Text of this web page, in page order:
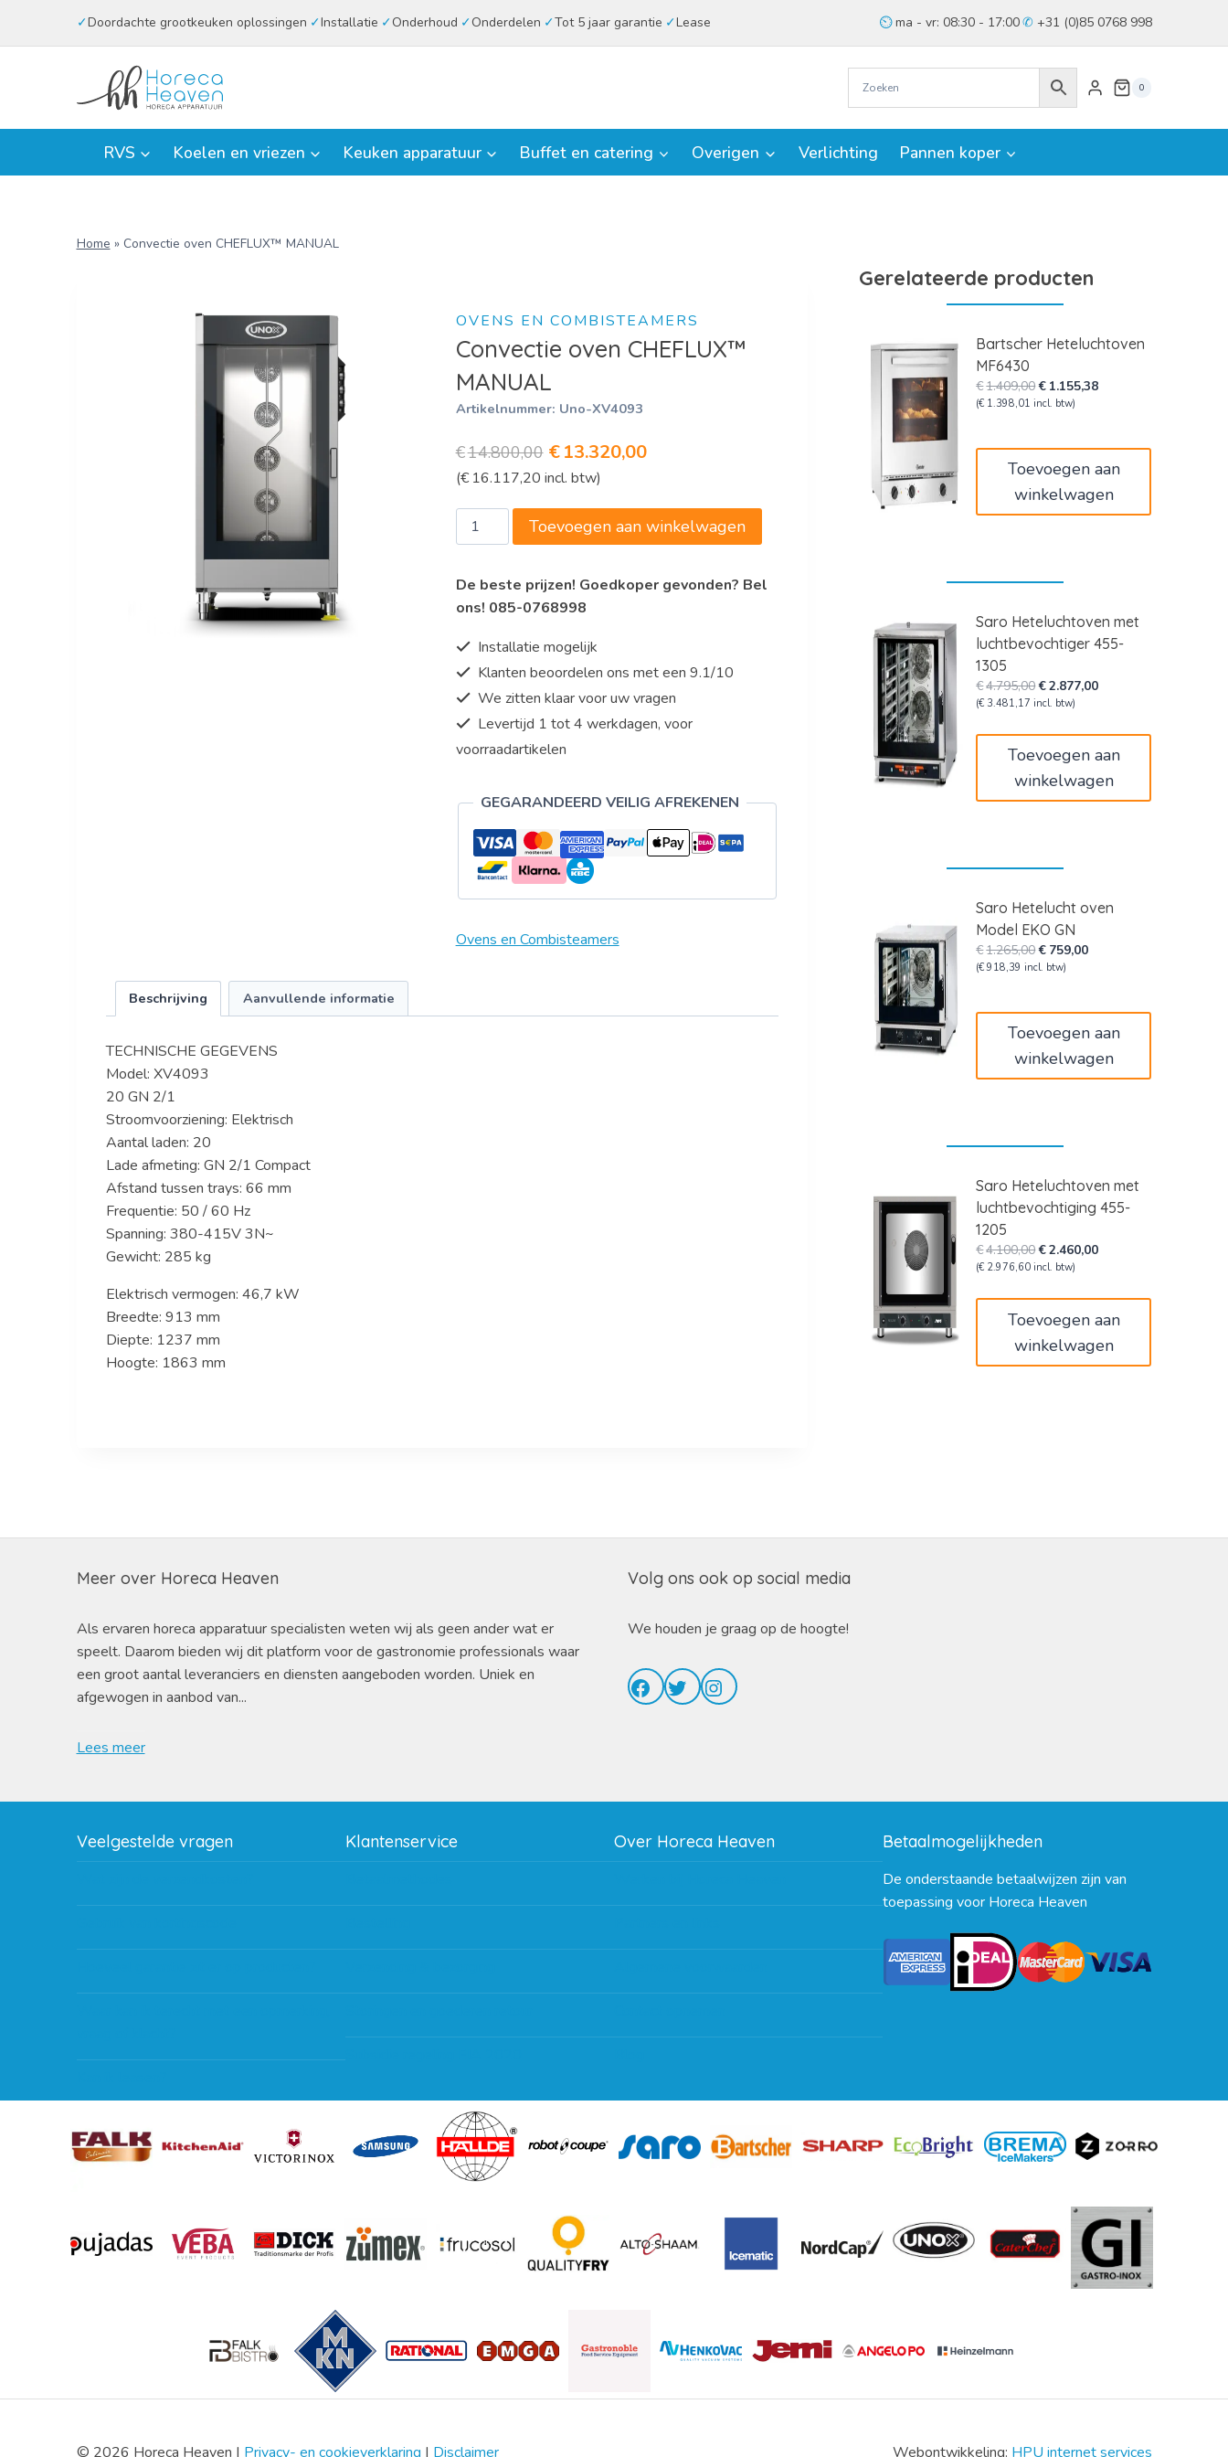
Doordachte grootkeuken oplossingen Installatie Onderhoud Onderdelen Tot 5 jaar garantie Lease ma - vr: 08:30 - 17:00 +31 (0)85 0768 998
0
RVS Koelen en vriezen Keuken apparatuur Buffet en catering Overigen Verlichting Pannen koper
Home » Convectie oven CHEFLUX™ MANUAL
OVENS EN COMBISTEAMERS
Convectie oven CHEFLUX™
MANUAL
Artikelnummer: Uno-XV4093
€14.800,00 Oorspronkelijke
prijs
was:
€14.800,00.
€ 13.320,00Huidige
is:
€13.320,00.
(€ 16.117,20 incl. btw)
Convectie
oven
MANUAL
aantal
Toevoegen aan winkelwagen
De beste prijzen! Goedkoper gevonden? Bel
ons! 085-0768998
Installatie mogelijk
Klanten beoordelen ons met een 9.1/10
We zitten klaar voor uw vragen
Levertijd 1 tot 4 werkdagen, voor
voorraadartikelen
GEGARANDEERD VEILIG AFREKENEN
Ovens en Combisteamers
Beschrijving Aanvullende informatie
TECHNISCHE GEGEVENS
Model: XV4093
20 GN 2/1
Stroomvoorziening: Elektrisch
Aantal laden: 20
Lade afmeting: GN 2/1 Compact
Afstand tussen trays: 66 mm
Frequentie: 50 / 60 Hz
Spanning: 380-415V 3N~
Gewicht: 285 kg
Elektrisch vermogen: 46,7 kW
Breedte: 913 mm
Diepte: 1237 mm
Hoogte: 1863 mm
Gerelateerde producten
Bartscher Heteluchtoven
MF6430
€1.409,00Oorspronkelijke
prijs
€ 1.155,38Huidige
(€ 1.398,01 incl. btw)
Toevoegen aan
winkelwagen
Saro Heteluchtoven met
luchtbevochtiger 455-
1305
€4.795,00Oorspronkelijke
prijs
€2.877,00Huidige
(€ 3.481,17 incl. btw)
Toevoegen aan
winkelwagen
Saro Hetelucht oven
Model EKO GN
€1.265,00Oorspronkelijke
prijs
€ 759,00Huidige
(€ 918,39 incl. btw)
Toevoegen aan
winkelwagen
Saro Heteluchtoven met
luchtbevochtiging 455-
1205
€4.100,00Oorspronkelijke
prijs
€2.460,00Huidige
(€ 2.976,60 incl. btw)
Toevoegen aan
winkelwagen
Meer over Horeca Heaven
Als ervaren horeca apparatuur specialisten weten wij als geen ander wat er
speelt. Daarom bieden wij dit platform voor de gastronomie professionals waar
een groot aantal leveranciers en diensten aangeboden worden. Uniek en
afgewogen in aanbod van...
Lees meer
Volg ons ook op social media
We houden je graag op de hoogte!
Facebook
TwitterInstagram
Veelgestelde vragen Klantenservice
Subsidie regeling EIA 2020
Over Horeca Heaven Betaalmogelijkheden
De onderstaande betaalwijzen zijn van
toepassing voor Horeca Heaven
© 2026 Horeca Heaven | Privacy- en cookieverklaring | Disclaimer Webontwikkeling: HPU internet services